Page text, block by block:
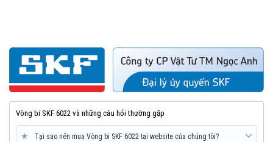
Vòng bi SKF 6022 và những câu hỏi thường gặp
★ Tại sao nên mua Vòng bi SKF 6022 tại website của chúng tôi?